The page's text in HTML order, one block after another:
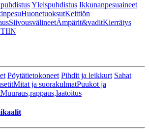
Yleispuhdistus Ikkunanpesuaineet
HuonetuoksutKeittiön
SiivousvälineetÄmpärit&vaditKierrätys
Pöytätietokoneet Pihdit ja leikkurt Sahat
Mitat ja suorakulmatPuukot ja
Muuraus,rappaus,laatoitus